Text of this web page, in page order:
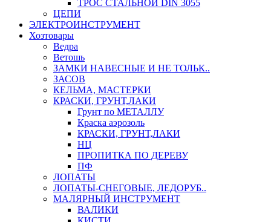
ТРОС СТАЛЬНОЙ DIN 3055
ЦЕПИ
ЭЛЕКТРОИНСТРУМЕНТ
Хозтовары
Ведра
Ветошь
ЗАМКИ НАВЕСНЫЕ И НЕ ТОЛЬК..
ЗАСОВ
КЕЛЬМА, МАСТЕРКИ
КРАСКИ, ГРУНТ,ЛАКИ
Грунт по МЕТАЛЛУ
Краска аэрозоль
КРАСКИ, ГРУНТ,ЛАКИ
НЦ
ПРОПИТКА ПО ДЕРЕВУ
ПФ
ЛОПАТЫ
ЛОПАТЫ-СНЕГОВЫЕ, ЛЕДОРУБ..
МАЛЯРНЫЙ ИНСТРУМЕНТ
ВАЛИКИ